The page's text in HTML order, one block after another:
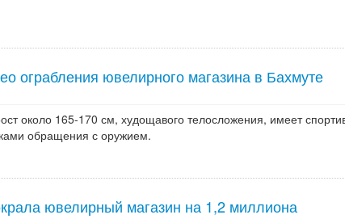
ограбления ювелирного магазина в Бахмуте
около 165-170 см, худощавого телосложения, имеет
обращения с оружием.
ювелирный магазин на 1,2 миллиона